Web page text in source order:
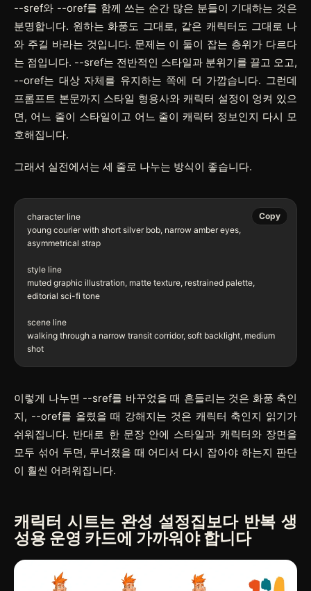
--sref와 --oref를 함께 쓰는 순간 많은 분들이 기대하는 것은
분명합니다. 원하는 화풍도 그대로, 같은 캐릭터도 그대로 나
와 주길 바라는 것입니다. 문제는 이 둘이 잡는 층위가 다르다
는 점입니다. --sref는 전반적인 스타일과 분위기를 끌고 오고,
--oref는 대상 자체를 유지하는 쪽에 더 가깝습니다. 그런데
프롬프트 본문까지 스타일 형용사와 캐릭터 설정이 엉켜 있으
면, 어느 줄이 스타일이고 어느 줄이 캐릭터 정보인지 다시 모
호해집니다.
그래서 실전에서는 세 줄로 나누는 방식이 좋습니다.
character line
young courier with short silver bob, narrow amber eyes,
asymmetrical strap
style line
muted graphic illustration, matte texture, restrained palette,
editorial sci-fi tone
scene line
walking through a narrow transit corridor, soft backlight, medium
Copy
이렇게 나누면 --sref를 바꾸었을 때 흔들리는 것은 화풍 축인
지, --oref를 올렸을 때 강해지는 것은 캐릭터 축인지 읽기가
쉬워집니다. 반대로 한 문장 안에 스타일과 캐릭터와 장면을
모두 섞어 두면, 무너졌을 때 어디서 다시 잡아야 하는지 판단
이 훨씬 어려워집니다.
캐릭터 시트는 완성 설정집보다 반복 생
성용 운영 카드에 가까워야 합니다